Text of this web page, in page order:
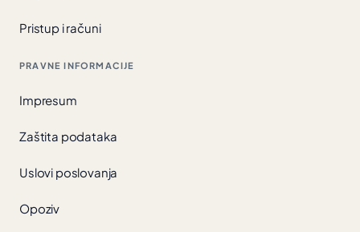
Pristup i računi
PRAVNE INFORMACIJE
Impresum
Zaštita podataka
Uslovi poslovanja
Opoziv